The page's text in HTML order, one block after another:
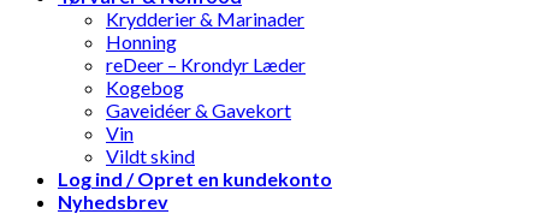
Krydderier & Marinader
Honning
reDeer – Krondyr Læder
Kogebog
Gaveidéer & Gavekort
Vin
Vildt skind
Log ind / Opret en kundekonto
Nyhedsbrev